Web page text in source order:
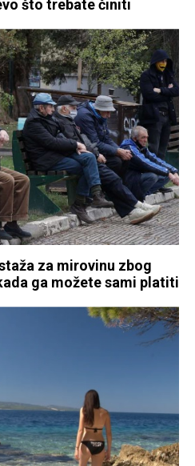
što trebate činiti
za mirovinu zbog
ga možete sami platiti